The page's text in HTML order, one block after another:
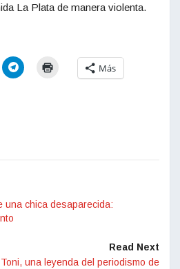
La Plata de manera violenta.
Más
una chica desaparecida:
Read Next
una leyenda del periodismo de